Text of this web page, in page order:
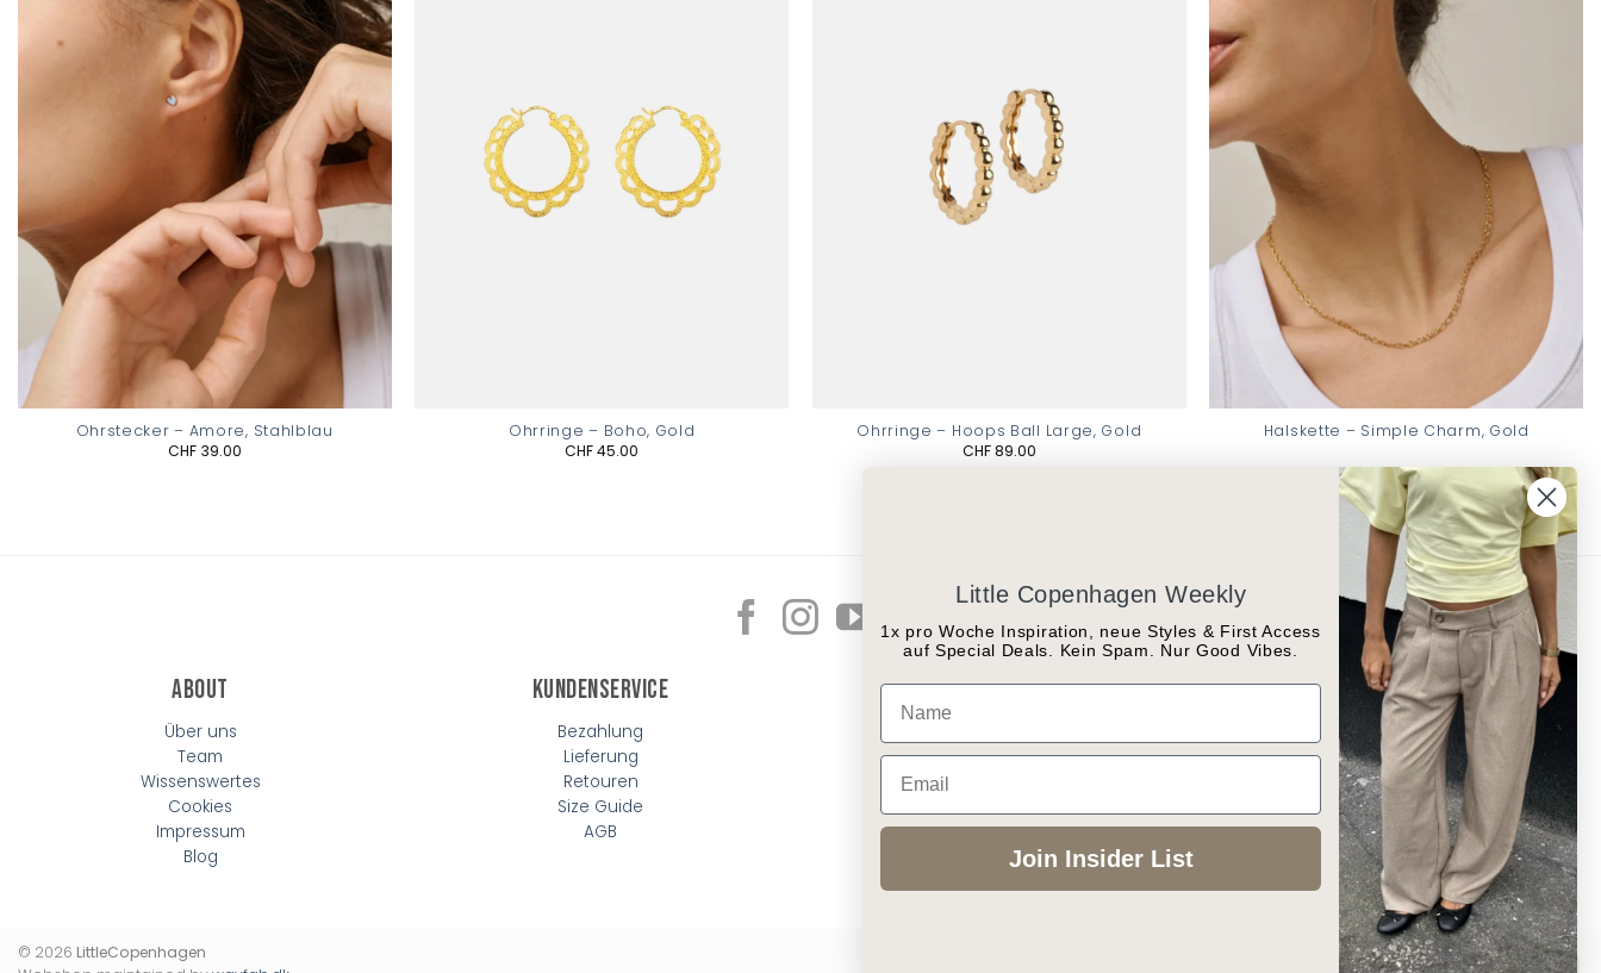
Ohrstecker – Amore, Stahlblau
CHF39.00
Ohrringe – Boho, Gold
CHF45.00
Ohrringe – Hoops Ball Large, Gold
CHF89.00
Halskette – Simple Charm, Gold
About
Über uns
Team
Wissenswertes
Cookies
Impressum
Blog
Kundenservice
Bezahlung
Lieferung
Retouren
Size Guide
AGB
Kontakt
Standorte/Öffnungszeiten
Shop
New In
Shop The Look
Kleider
Schmuck
Sale
Visa MasterCardPayPal
© 2026 LittleCopenhagen
Little Copenhagen Weekly
1x pro Woche Inspiration, neue Styles & First Access
auf Special Deals. Kein Spam. Nur Good Vibes.
Name
Email
Join Insider List